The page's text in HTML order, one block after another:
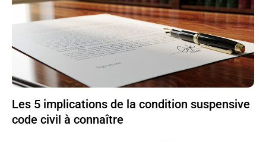
Les 5 implications de la condition suspensive
code civil à connaître